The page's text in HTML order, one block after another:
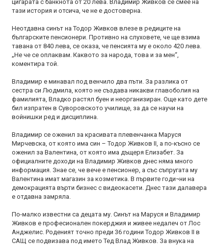
цигарата с банкнота от 20 лева. Владимир Живков се смее на
тази история и отсича, че не е достоверна.
Неотдавна синът на Тодор Живков влезе в редиците на
българските пенсионери. Противно на слуховете, че ще взима
тавана от 840 лева, се оказа, че пенсията му е около 420 лева.
„Не че се оплаквам. Каквото за народа, това и за мен“,
коментира той.
Владимир е минавал под венчило два пъти. За разлика от
сестра си Людмила, която не създава никакви главоболия на
фамилията, Владко растял буен и неорганизиран. Още като дете
бил изпратен в Суворовското училище, за да се научи на
войнишки ред и дисциплина.
Владимир се оженил за красивата плевенчанка Маруся
Мирчевска, от която има син – Тодор Живков II, а по-късно се
оженил за Валентина, от която има дъщеря Елизабет. За
официалните доходи на Владимир Живков днес няма много
информация. Знае се, че вече е пенсионер, а със съпругата му
Валентина имат магазин за козметика. В първите годи¬ни на
демокрацията върти бизнес с видеокасети. Днес тази далавера
е отдавна замряла.
По-малко известни са децата му. Синът на Маруся и Владимир
Живков е професионален покерджия и живее недалеч от Лос
Анджелис. Роденият точно преди 36 години Тодор Живков II в
САЩ се подвизава под името Тед Влад Живков. За внука на